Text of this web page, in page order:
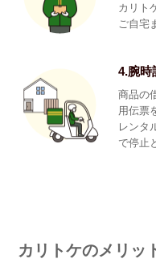
カリト
ご自宅
4.腕時
商品の
用伝票
レンタ
で停止
カリトケのメリッ